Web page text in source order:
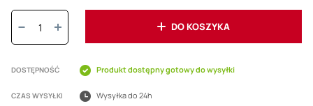
Ilość:
DO KOSZYKA
DOSTĘPNOŚĆ Produkt dostępny gotowy do wysyłki
CZAS WYSYŁKI Wysyłka do 24h